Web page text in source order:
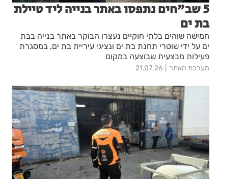
5 שב"חים נתפסו באתר בנייה ליד טיילת
בת ים
חמישה שוהים בלתי חוקיים נעצרו הבוקר באתר בנייה בבת
ים על ידי שוטרי תחנת בת ים ונציגי עיריית בת ים, במסגרת
פעילות מבצעית שבוצעה במקום
מערכת האתר 21.07.26